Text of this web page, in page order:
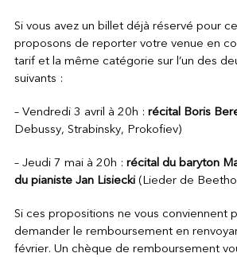
Si vous avez un billet déjà réservé pour
proposons de reporter votre venue en
tarif et la même catégorie sur l’un des
suivants :
– Vendredi 3 avril à 20h : récital Boris
Debussy, Strabinsky, Prokofiev)
– Jeudi 7 mai à 20h : récital du baryton
du pianiste Jan Lisiecki(Lieder de
Si ces propositions ne vous conviennent
demander le remboursement en
février. Un chèque de remboursement